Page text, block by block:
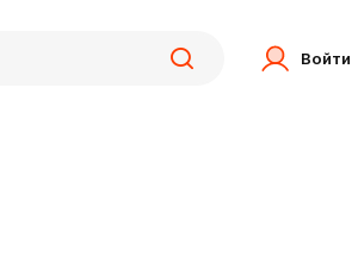
Войти